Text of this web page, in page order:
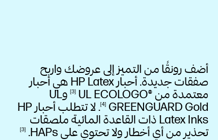
أضف رونقًا من التميز إلى عروضك واربح
صفقات جديدة. أحبار HP Latex هي أحبار
معتمدة من UL ECOLOGO®‎
3
وUL
GREENGUARD Gold
4
. لا تتطلب أحبار HP
Latex Inks ذات القاعدة المائية ملصقات
تحذير من أي أخطار ولا تحتوي على HAPs.
3